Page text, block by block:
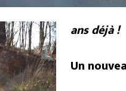
ans déjà !
Un